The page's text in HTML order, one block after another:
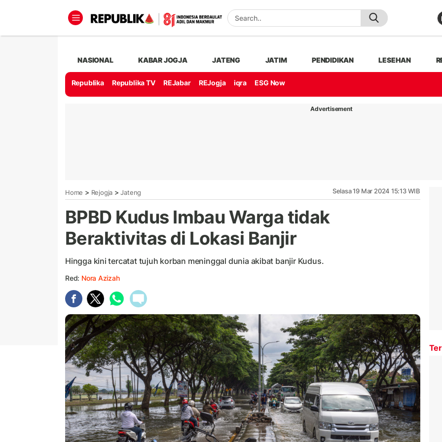
NASIONAL KABAR JOGJA JATENG JATIM PENDIDIKAN LESEHAN
Republika Republika TV REJabar REJogja iqra ESG Now
Advertisement
Home > Rejogja > Jateng Selasa 19 Mar 2024 15:13 WIB
BPBD Kudus Imbau Warga tidak
Beraktivitas di Lokasi Banjir
Hingga kini tercatat tujuh korban meninggal dunia akibat banjir Kudus.
Red: Nora Azizah